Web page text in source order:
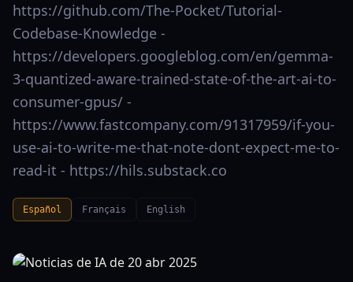
https://github.com/The-Pocket/Tutorial-
Codebase-Knowledge -
https://developers.googleblog.com/en/gemma-
3-quantized-aware-trained-state-of-the-art-ai-to-
consumer-gpus/ -
https://www.fastcompany.com/91317959/if-you-
use-ai-to-write-me-that-note-dont-expect-me-to-
read-it - https://hils.substack.co
Español Français English